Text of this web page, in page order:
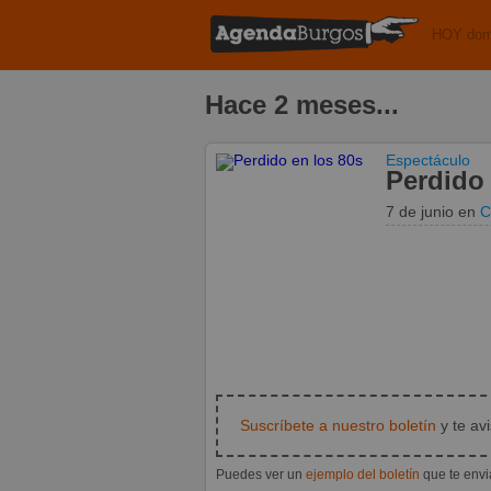
HOY
Hace 2 meses...
Espectáculo
Perdido
7 de junio en
Suscríbete a nuestro boletín y te
Puedes ver un ejemplo del boletín que te